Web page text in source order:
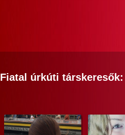
Fiatal úrkúti társkeresők: